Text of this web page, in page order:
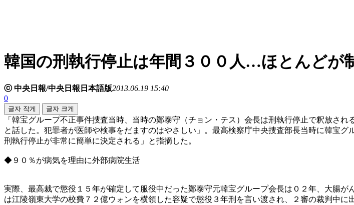
韓国の刑執行停止は年間３００人…ほとんどが
ⓒ 中央日報/中央日報日本語版2013.06.19 15:40
0
글자 작게 글자 크게
「韓宝グループ不正事件捜査当時、当時の鄭泰守（チョン・テス）会長は刑執行停止で釈放さ
と話した。犯罪者が医師や検事をだますのはやさしい」。最高検察庁中央捜査部長当時に韓宝
刑執行停止が非常に簡単に決定される」と指摘した。
◆９０％が病気を理由に外部病院生活
実際、最高裁で懲役１５年が確定して服役中だった鄭泰守元韓宝グループ会長は０２年、大腸
は江陵嶺東大学の校費７２億ウォンを横領した容疑で懲役３年刑を言い渡され、２審の裁判中